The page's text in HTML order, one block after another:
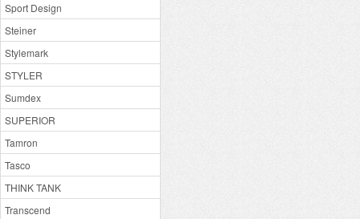
Sport Design
Steiner
Stylemark
STYLER
Sumdex
SUPERIOR
Tamron
Tasco
THINK TANK
Transcend